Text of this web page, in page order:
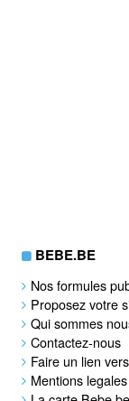
BEBE.BE
Nos formules
Proposez votre
Qui sommes
Contactez-nous
Faire un lien
Mentions legales